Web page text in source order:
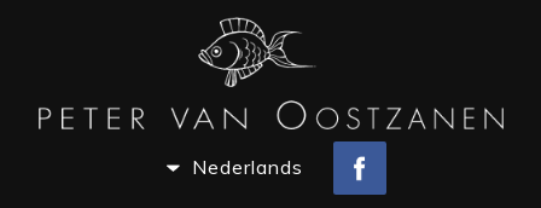
Nederlands